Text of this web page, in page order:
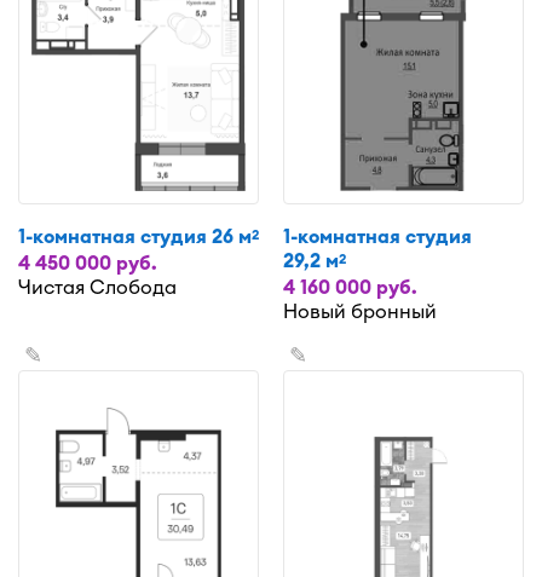
1-комнатная студия 26 м2
4 450 000 руб.
Чистая Слобода
1-комнатная студия
29,2 м2
4 160 000 руб.
Новый бронный
✎ ✎